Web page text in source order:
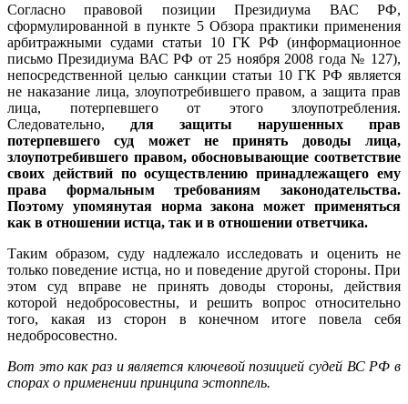
Согласно правовой позиции Президиума ВАС РФ,
сформулированной в пункте 5 Обзора практики применения
арбитражными судами статьи 10 ГК РФ (информационное
письмо Президиума ВАС РФ от 25 ноября 2008 года № 127),
непосредственной целью санкции статьи 10 ГК РФ является
не наказание лица, злоупотребившего правом, а защита прав
лица, потерпевшего от этого злоупотребления.
Следовательно, для защиты нарушенных прав
потерпевшего суд может не принять доводы лица,
злоупотребившего правом, обосновывающие соответствие
своих действий по осуществлению принадлежащего ему
права формальным требованиям законодательства.
Поэтому упомянутая норма закона может применяться
как в отношении истца, так и в отношении ответчика.
Таким образом, суду надлежало исследовать и оценить не
только поведение истца, но и поведение другой стороны. При
этом суд вправе не принять доводы стороны, действия
которой недобросовестны, и решить вопрос относительно
того, какая из сторон в конечном итоге повела себя
недобросовестно.
Вот это как раз и является ключевой позицией судей ВС РФ в
спорах о применении принципа эстоппель.